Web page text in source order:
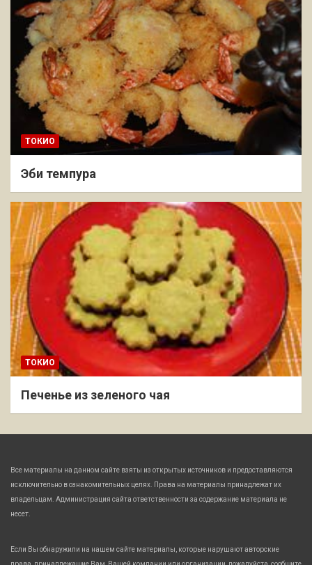
ТОКИО
Эби темпура
ТОКИО
Печенье из зеленого чая
Все материалы на данном сайте взяты из открытых источников и предоставляются
исключительно в ознакомительных целях. Права на материалы принадлежат их
владельцам. Администрация сайта ответственности за содержание материала не
несет.
Если Вы обнаружили на нашем сайте материалы, которые нарушают авторские